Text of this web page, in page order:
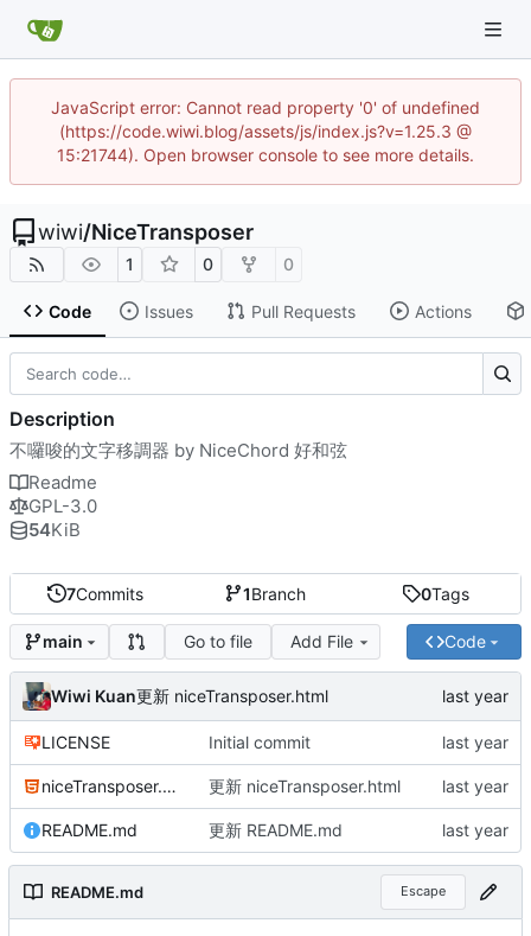
JavaScript error: Cannot read property '0' of undefined
(https://code.wiwi.blog/assets/js/index.js?v=1.25.3 @
15:21744). Open browser console to see more details.
wiwi/NiceTransposer
1 0 0
Code Issues Pull Requests Actions
7Commits 1Branch 0Tags
main Go to file Add File Code
Wiwi Kuan更新 niceTransposer.html
LICENSE Initial commit
niceTransposer.html 更新 niceTransposer.html
README.md 更新 README.md
README.md Escape
Description
不囉唆的文字移調器 by NiceChord 好和弦
Readme
GPL-3.0
54KiB